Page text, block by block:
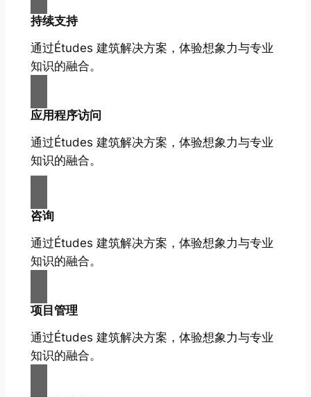
持续支持
通过Études 建筑解决方案，体验想象力与专业
知识的融合。
应用程序访问
通过Études 建筑解决方案，体验想象力与专业
知识的融合。
咨询
通过Études 建筑解决方案，体验想象力与专业
知识的融合。
项目管理
通过Études 建筑解决方案，体验想象力与专业
知识的融合。